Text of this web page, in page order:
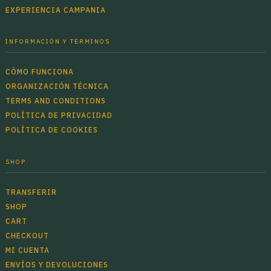
EXPERIENCIA CAMPANIA
INFORMACIÓN Y TÉRMINOS
CÓMO FUNCIONA
ORGANIZACIÓN TÉCNICA
TERMS AND CONDITIONS
POLÍTICA DE PRIVACIDAD
POLÍTICA DE COOKIES
SHOP
TRANSFERIR
SHOP
CART
CHECKOUT
MI CUENTA
ENVÍOS Y DEVOLUCIONES